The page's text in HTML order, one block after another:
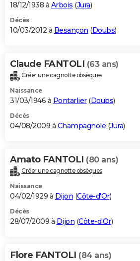
18/12/1938 à Arbois (Jura)
Décès
10/03/2012 à Besançon (Doubs)
Claude FANTOLI (63 ans)
Créer une cagnotte obsèques
Naissance
31/03/1946 à Pontarlier(Doubs)
Décès
04/08/2009 à Champagnole (Jura)
Amato FANTOLI (80 ans)
Créer une cagnotte obsèques
Naissance
04/02/1929 à Dijon (Côte-d'Or)
Décès
28/07/2009 à Dijon (Côte-d'Or)
Flore FANTOLI (84 ans)